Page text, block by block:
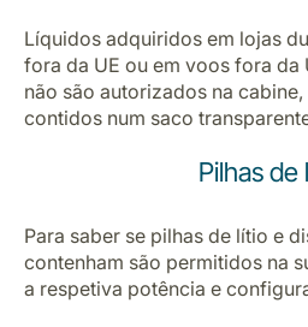
Líquidos adquiridos em lojas
fora da UE ou em voos fora da
não são autorizados na
contidos num saco
Pilhas de
Para saber se pilhas de lítio e
contenham são permitidos na
a respetiva potência e